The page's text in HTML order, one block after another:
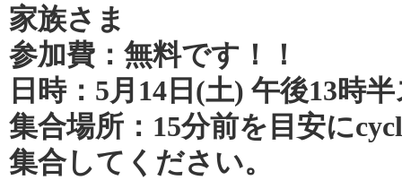
家族さま
参加費：無料です！！
日時：5月14日(土) 午後13時
集合場所：15分前を目安に
集合してください。